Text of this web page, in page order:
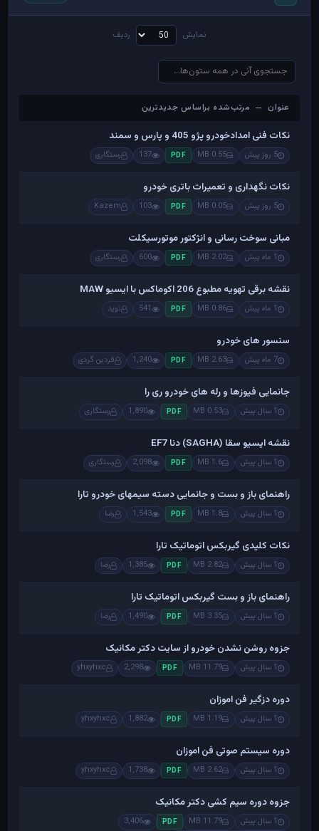
نمایش ردیف
عنوان — مرتب‌شده براساس جدیدترین
عنوان — مرتب‌شده براساس جدیدترین
نکات فنی امدادخودرو پژو 405 و پارس و سمند
5 روز پیش 0.55 MB
PDF
137 رستگاری
نکات نگهداری و تعمیرات باتری خودرو
5 روز پیش 0.05 MB
PDF
103
Kazem
مبانی سوخت رسانی و انژکتور موتورسیکلت
1 ماه پیش 2.02 MB
PDF
600 رستگاری
نقشه برقی تهویه مطبوع 206 اکوماکس با ایسیو MAW
1 ماه پیش 0.86 MB
PDF
541 نوید
سنسور های خودرو
7 ماه پیش 2.63 MB
PDF
1,240 فردین گردی
جانمایی فیوزها و رله های خودرو ری را
1 سال پیش 0.53 MB
PDF
1,890 رستگاری
نقشه ایسیو سقا (SAGHA) دنا EF7
1 سال پیش 1.6 MB
PDF
2,098 رستگاری
راهنمای باز و بست و جانمایی دسته سیمهای خودرو تارا
1 سال پیش 1.8 MB
PDF
1,543 رضا
نکات کلیدی گیربکس اتوماتیک تارا
1 سال پیش 2.82 MB
PDF
1,385 رضا
راهنمای باز و بست گیربکس اتوماتیک تارا
1 سال پیش 3.35 MB
PDF
1,490 رضا
جزوه روشن نشدن خودرو از سایت دکتر مکانیک
1 سال پیش 11.79 MB
PDF
2,298
yhxyhxc
دوره دزگیر فن اموزان
1 سال پیش 1.19 MB
PDF
1,882
yhxyhxc
دوره سیستم صوتی فن اموزان
1 سال پیش 2.62 MB
PDF
1,738
yhxyhxc
جزوه دوره سیم کشی دکتر مکانیک
1 سال پیش 11.79 MB
PDF
3,406